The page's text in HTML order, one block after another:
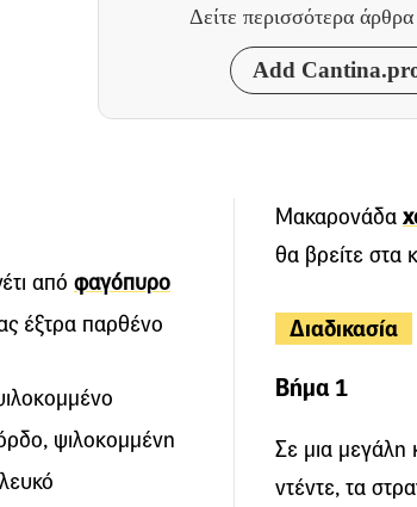
Δείτε περισσότερα
Add
από φαγόπυρο
έξτρα παρθένο
ψιλοκομμένη
Μακαρονάδα
θα βρείτε στα
Διαδικασία
Βήμα 1
Σε μια μεγάλη
ντέντε, τα